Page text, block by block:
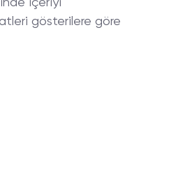
içeriyi
gösterilere göre